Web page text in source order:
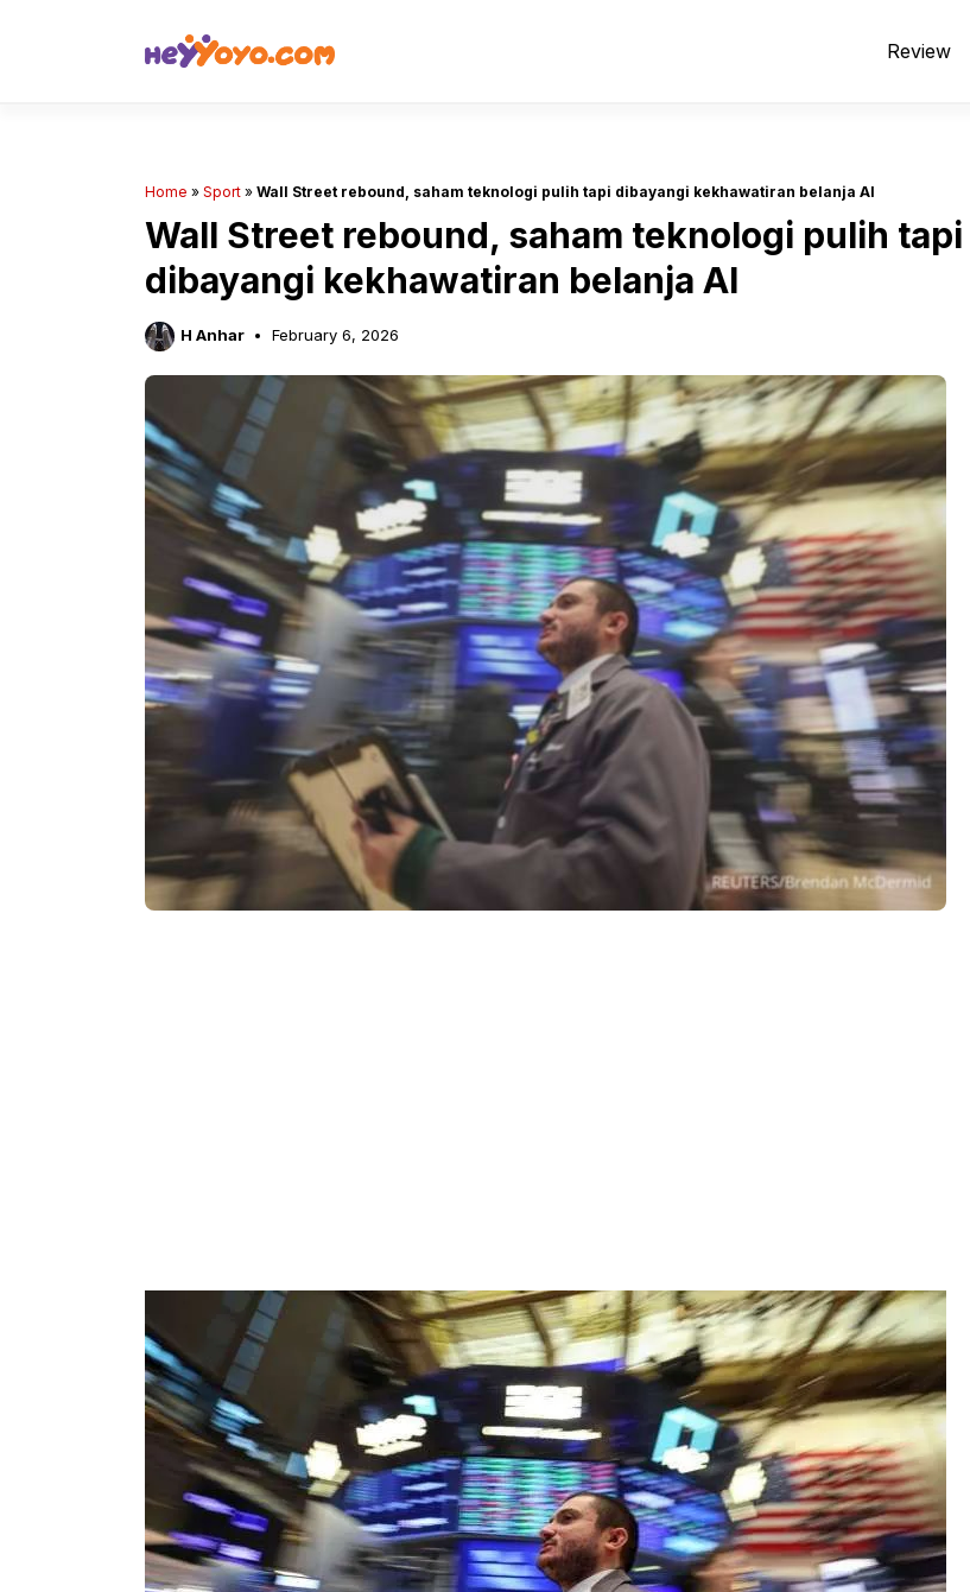
Review
Home » Sport » Wall Street rebound, saham teknologi pulih tapi dibayangi kekhawatiran belanja AI
Wall Street rebound, saham teknologi pulih tapi
dibayangi kekhawatiran belanja AI
H Anhar February 6, 2026